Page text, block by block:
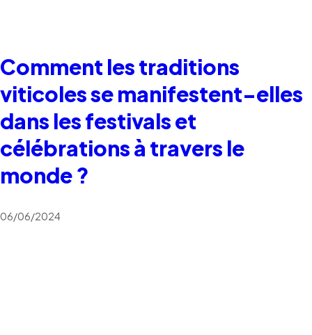
Comment les traditions
viticoles se manifestent-elles
dans les festivals et
célébrations à travers le
monde ?
06/06/2024